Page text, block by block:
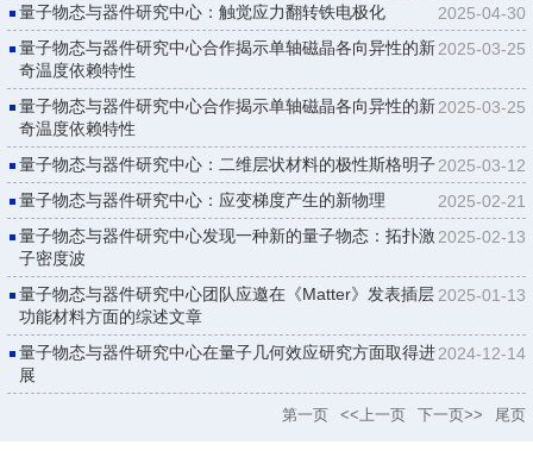
量子物态与器件研究中心：触觉应力翻转铁电极化
2025-04-30
量子物态与器件研究中心合作揭示单轴磁晶各向异性的新
奇温度依赖特性
2025-03-25
量子物态与器件研究中心合作揭示单轴磁晶各向异性的新
奇温度依赖特性
2025-03-25
量子物态与器件研究中心：二维层状材料的极性斯格明子2025-03-12
量子物态与器件研究中心：应变梯度产生的新物理
2025-02-21
量子物态与器件研究中心发现一种新的量子物态：拓扑激
子密度波
2025-02-13
量子物态与器件研究中心团队应邀在《Matter》发表插层
功能材料方面的综述文章
2025-01-13
量子物态与器件研究中心在量子几何效应研究方面取得进
展
2024-12-14
第一页 <<上一页 下一页>> 尾页